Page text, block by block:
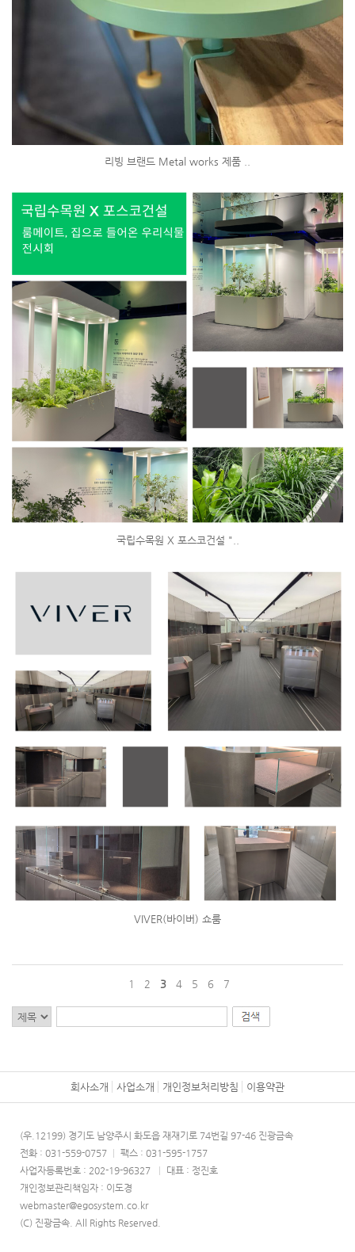
리빙 브랜드 Metal works 제품 ..
국립수목원 X 포스코건설 "..
VIVER(바이버) 쇼룸
1 2 3 4 5 6 7
회사소개 사업소개 개인정보처리방침 이용약관
(우.12199) 경기도 남양주시 화도읍 재재기로 74번길 97-46 진광금속
전화 : 031-559-0757
팩스 : 031-595-1757
사업자등록번호 : 202-19-96327
대표 : 정진호
개인정보관리책임자 : 이도경
webmaster@egosystem.co.kr
(C) 진광금속. All Rights Reserved.